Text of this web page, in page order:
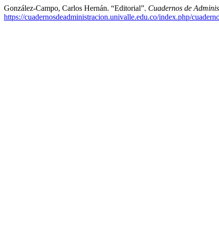
González-Campo, Carlos Hernán. “Editorial”. Cuadernos de
https://cuadernosdeadministracion.univalle.edu.co/index.php/